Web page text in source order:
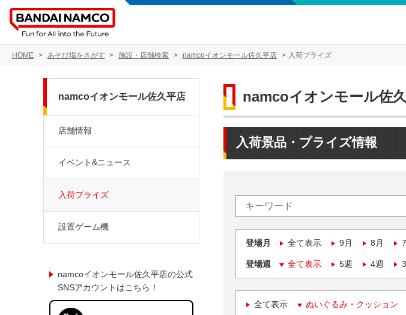
HOME あそび場をさがす 施設・店舗検索 namcoイオンモール佐久平店 入荷プライズ
namcoイオンモール佐
入荷景品・プライズ情報
登場月 全て表示 9月 8月
登場週 全て表示 5週 4週
全て表示 ぬいぐるみ・クッション
namcoイオンモール佐久平店
店舗情報
イベント&ニュース
入荷プライズ
設置ゲーム機
namcoイオンモール佐久平店の公式
SNSアカウントはこちら！